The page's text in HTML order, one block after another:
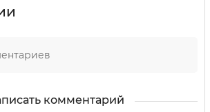
комментарий